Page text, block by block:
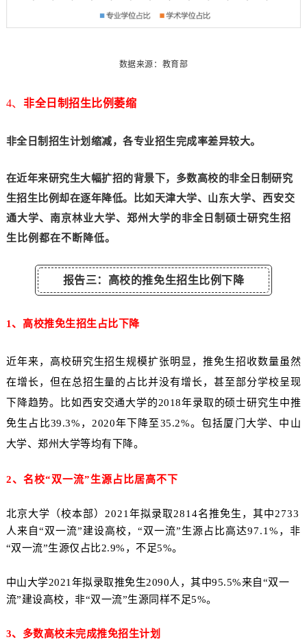
数据来源：教育部
4、非全日制招生比例萎缩
非全日制招生计划缩减，各专业招生完成率差异较大。
在近年来研究生大幅扩招的背景下，多数高校的非全日制研究
生招生比例却在逐年降低。比如天津大学、 山东大学、西安交
通大学、南京林业大学、郑州大学的非全日制硕士研究生招
生比例都在不断降低。
报告三：高校的推免生招生比例下降
1、高校推免生招生占比下降
近年来，高校研究生招生规模扩张明显，推免生招收数量虽然
在增长，但在总招生量的占比并没有增长，甚至部分学校呈现
下降趋势。比如西安交通大学的2018年录取的硕士研究生中推
免生占比39.3%，2020年下降至35.2%。包括厦门大学、中山
大学、郑州大学等均有下降。
2、名校“双一流”生源占比居高不下
北京大学（校本部）2021年拟录取2814名推免生，其中2733
人来自“双一流”建设高校，“双一流”生源占比高达97.1%， 非
“双一流”生源仅占比2.9%，不足5%。
中山大学2021年拟录取推免生2090人，其中95.5%来自“双一
流”建设高校，非“双一流”生源同样不足5%。
3、多数高校未完成推免招生计划